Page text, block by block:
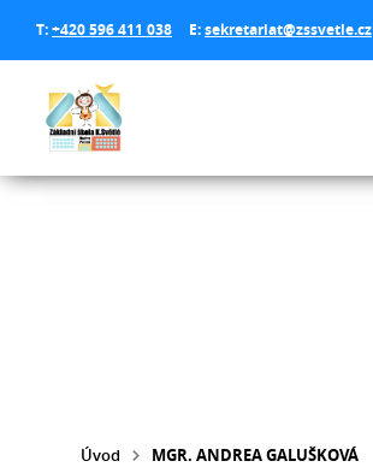
T:+420 596 411 038 E:sekretariat@zssvetle.cz
Úvod MGR. ANDREA GALUŠKOVÁ